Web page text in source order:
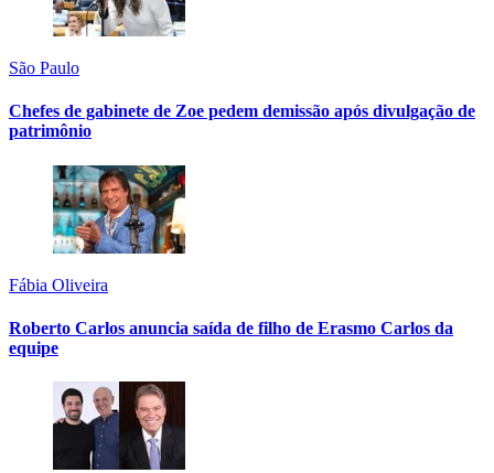
São Paulo
Chefes de gabinete de Zoe pedem demissão após divulgação de
patrimônio
Fábia Oliveira
Roberto Carlos anuncia saída de filho de Erasmo Carlos da
equipe